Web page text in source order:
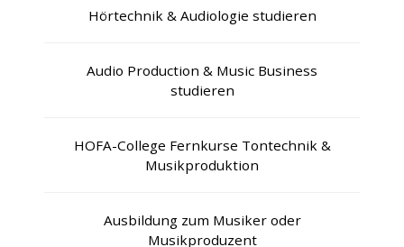
Hörtechnik & Audiologie studieren
Audio Production & Music Business
studieren
HOFA-College Fernkurse Tontechnik &
Musikproduktion
Ausbildung zum Musiker oder
Musikproduzent